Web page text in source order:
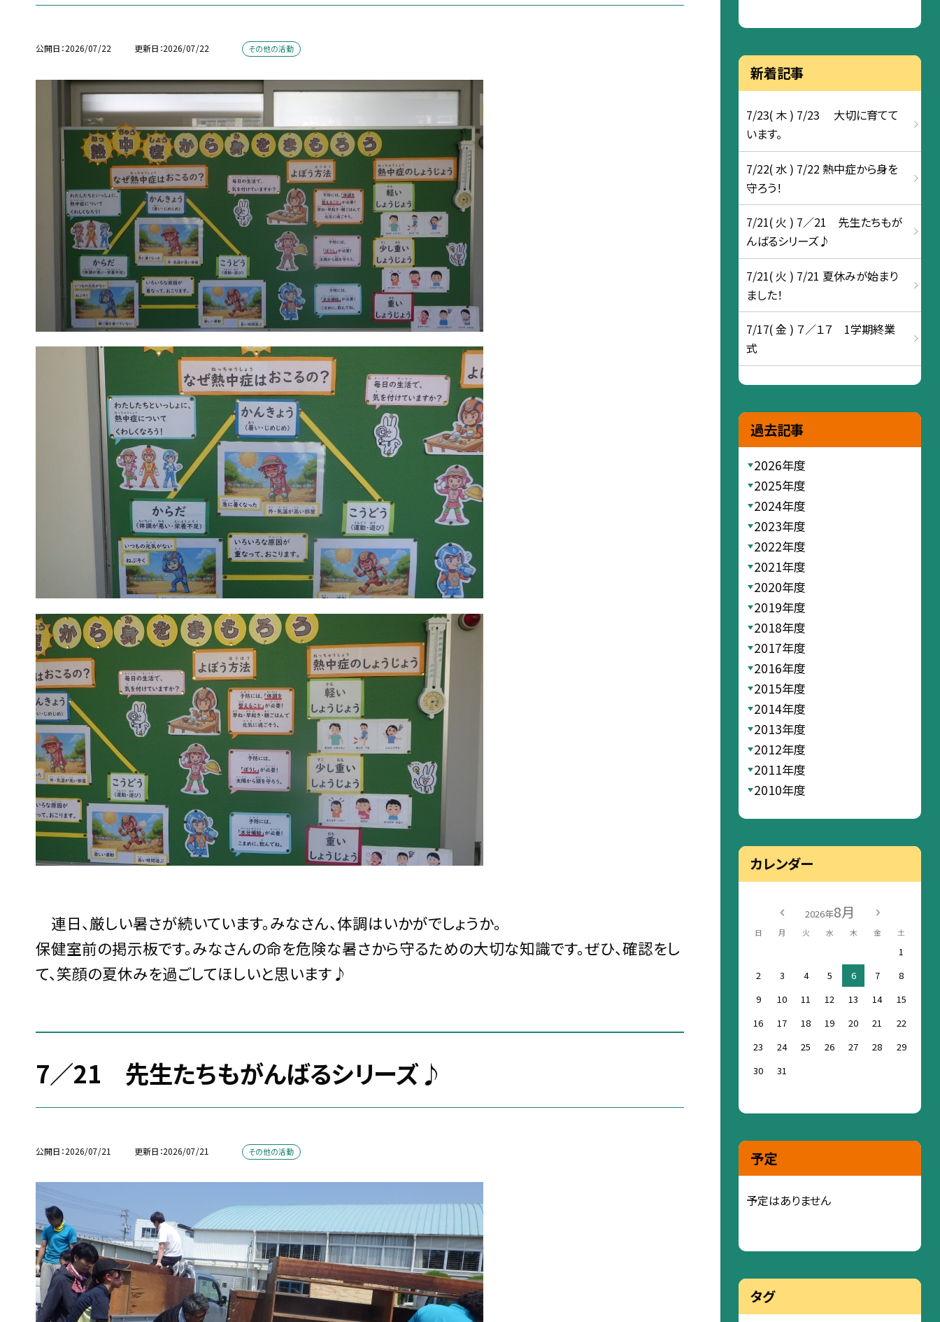
公開日 2026/07/22 更新日 2026/07/22 その他の活動
連日、厳しい暑さが続いています。みなさん、体調はいかがでしょうか。
保健室前の掲示板です。みなさんの命を危険な暑さから守るための大切な知識です。ぜひ、確認をし
て、笑顔の夏休みを過ごしてほしいと思います♪
7／21 先生たちもがんばるシリーズ♪
公開日 2026/07/21 更新日 2026/07/21 その他の活動
新着記事
7/23( 木 ) 7/23 大切に育てて
います。
7/22( 水 ) 7/22 熱中症から身を
守ろう！
7/21( 火 ) 7／21 先生たちもが
んばるシリーズ♪
7/21( 火 ) 7/21 夏休みが始まり
ました！
7/17( 金 ) ７／１７ 1学期終業
式
過去記事
2026年度
2025年度
2024年度
2023年度
2022年度
2021年度
2020年度
2019年度
2018年度
2017年度
2016年度
2015年度
2014年度
2013年度
2012年度
2011年度
2010年度
カレンダー
2026年8月
日 月 火 水 木 金 土
1
2
3 4 5 6 7
8
9
10 11 12 13 14
15
16
17 18 19 20 21
22
23
24 25 26 27 28
29
30
31
予定
予定はありません
タグ